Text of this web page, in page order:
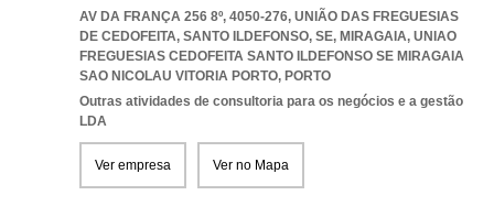
AV DA FRANÇA 256 8º, 4050-276, UNIÃO DAS FREGUESIAS
DE CEDOFEITA, SANTO ILDEFONSO, SE, MIRAGAIA, UNIAO
FREGUESIAS CEDOFEITA SANTO ILDEFONSO SE MIRAGAIA
SAO NICOLAU VITORIA PORTO, PORTO
Outras atividades de consultoria para os negócios e a gestão
LDA
Ver empresa Ver no Mapa